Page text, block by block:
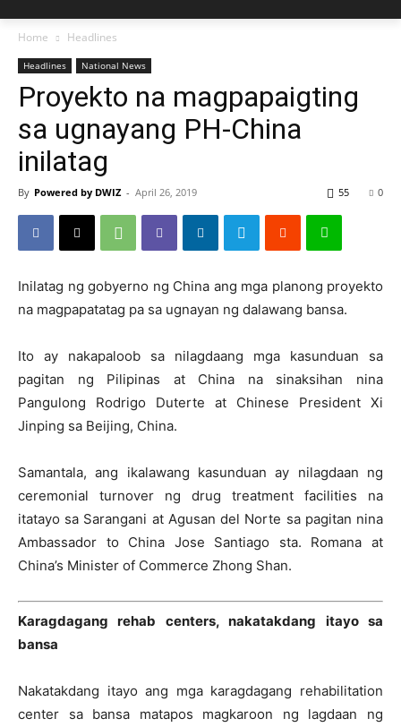
Home Headlines
Headlines National News
Proyekto na magpapaigting
sa ugnayang PH-China
inilatag
By Powered by DWIZ - April 26, 2019 0
55
Inilatag ng gobyerno ng China ang mga planong proyekto
na magpapatatag pa sa ugnayan ng dalawang bansa.
Ito ay nakapaloob sa nilagdaang mga kasunduan sa
pagitan ng Pilipinas at China na sinaksihan nina
Pangulong Rodrigo Duterte at Chinese President Xi
Jinping sa Beijing, China.
Samantala, ang ikalawang kasunduan ay nilagdaan ng
ceremonial turnover ng drug treatment facilities na
itatayo sa Sarangani at Agusan del Norte sa pagitan nina
Ambassador to China Jose Santiago sta. Romana at
China’s Minister of Commerce Zhong Shan.
Karagdagang rehab centers, nakatakdang itayo sa
bansa
Nakatakdang itayo ang mga karagdagang rehabilitation
center sa bansa matapos magkaroon ng lagdaan ng